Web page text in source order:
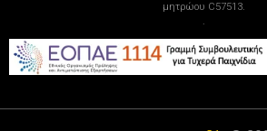
μητρώου C57513.
.